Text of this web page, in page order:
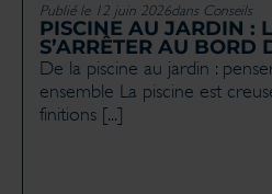
Publié le 12 juin 2026dans Conseils
PISCINE AU JARDIN :
S’ARRÊTER AU BORD
De la piscine au jardin :
ensemble La piscine est
finitions [...]